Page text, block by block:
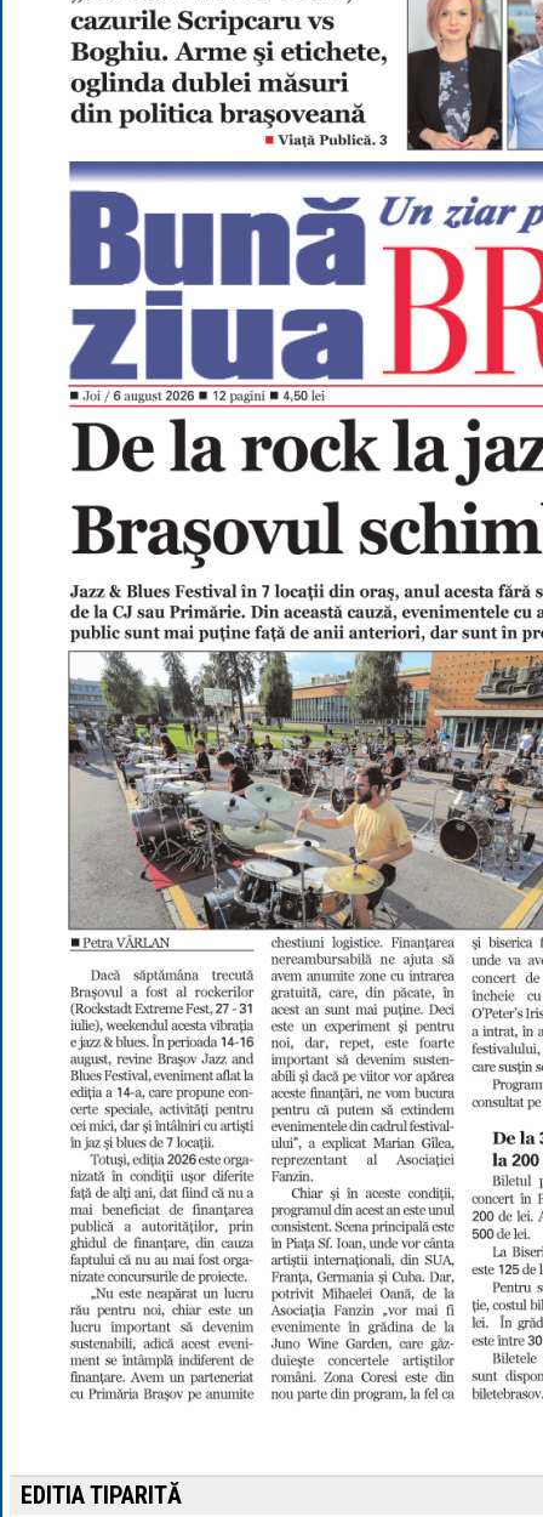
1 HUF= 1.2223
1 INR= 0.0513
1 JPY = 3.0556
1 KRW= 0.3047
1 MDL= 0.2538
1 MXN= 0.2227
1 NOK= 0.4191
1 NZD= 2.6097
1 PLN= 1.1646
1 RSD= 0.0425
1 RUB= 0.0530
1 SEK= 0.4526
1 TRY
= 0.1141
1 UAH = 0.1048
1 XDR= 5.9383
1 ZAR
= 0.2318
EDITIA TIPARITĂ